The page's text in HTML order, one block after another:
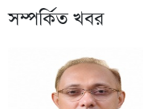
সম্পর্কিত খবর